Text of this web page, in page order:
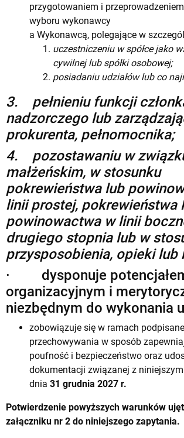
przygotowaniem i
wyboru wykonawcy
a Wykonawcą, polegające w
uczestniczeniu w spółce jako
cywilnej lub spółki osobowej;
posiadaniu udziałów lub co
3. pełnieniu funkcji
nadzorczego lub
prokurenta, pełnomocnika;
4. pozostawaniu w
małżeńskim, w stosunku
pokrewieństwa lub
linii prostej, pokrewieństwa
powinowactwa w linii
drugiego stopnia lub w
przysposobienia, opieki lub
· dysponuje
organizacyjnym i
niezbędnym do wykonania
zobowiązuje się w ramach
przechowywania w sposób
poufność i bezpieczeństwo oraz
dokumentacji związanej z
dnia 31 grudnia 2027 r.
Potwierdzenie powyższych warunków
załączniku nr 2 do niniejszego zapytania.